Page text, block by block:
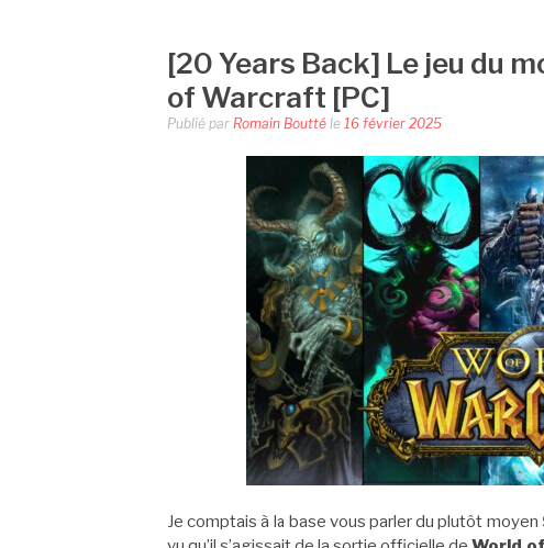
[20 Years Back] Le jeu du
of Warcraft [PC]
Publié par Romain Boutté le 16 février 2025
Je comptais à la base vous parler du plutôt moyen